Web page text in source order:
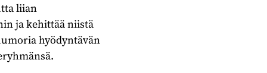
liian
ja kehittää niistä
hyödyntävän